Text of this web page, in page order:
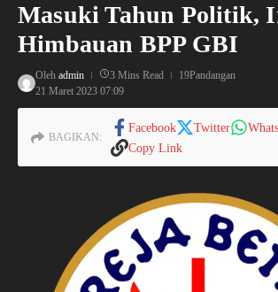
Masuki Tahun Politik,
Himbauan BPP GBI
Oleh admin 3 Mins Read
19Pandangan
21 Maret 2023 07:09
BAGIKAN:
Facebook Twitter
Copy Link